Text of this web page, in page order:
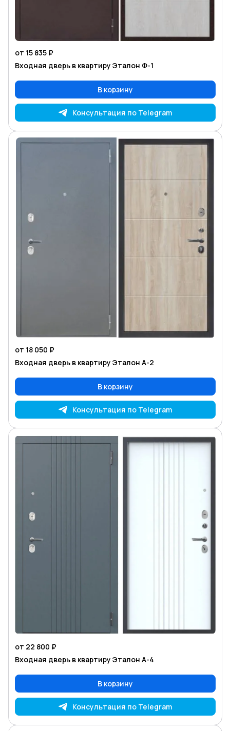
от 15 835 ₽
Входная дверь в квартиру Эталон Ф-1
В корзину
Консультация по Telegram
от 18 050 ₽
Входная дверь в квартиру Эталон А-2
В корзину
Консультация по Telegram
от 22 800 ₽
Входная дверь в квартиру Эталон А-4
В корзину
Консультация по Telegram